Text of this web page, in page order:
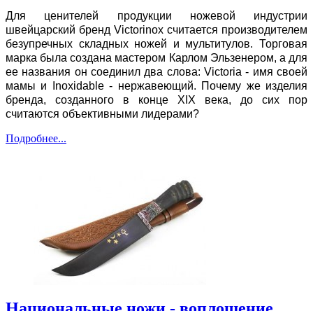
Для ценителей продукции ножевой индустрии
швейцарский бренд Victorinox считается производителем
безупречных складных ножей и мультитулов. Торговая
марка была создана мастером Карлом Эльзенером, а для
ее названия он соединил два слова: Victoria - имя своей
мамы и Inoxidable - нержавеющий. Почему же изделия
бренда, созданного в конце XIX века, до сих пор
считаются объективными лидерами?
Подробнее...